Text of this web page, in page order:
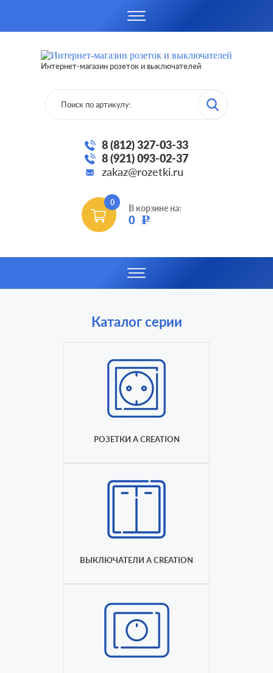
Интернет-магазин розеток и выключателей
8 (812) 327-03-33
8 (921) 093-02-37
zakaz@rozetki.ru
0
В корзине на:
0 Р
Каталог серии
РОЗЕТКИ A CREATION
ВЫКЛЮЧАТЕЛИ A CREATION